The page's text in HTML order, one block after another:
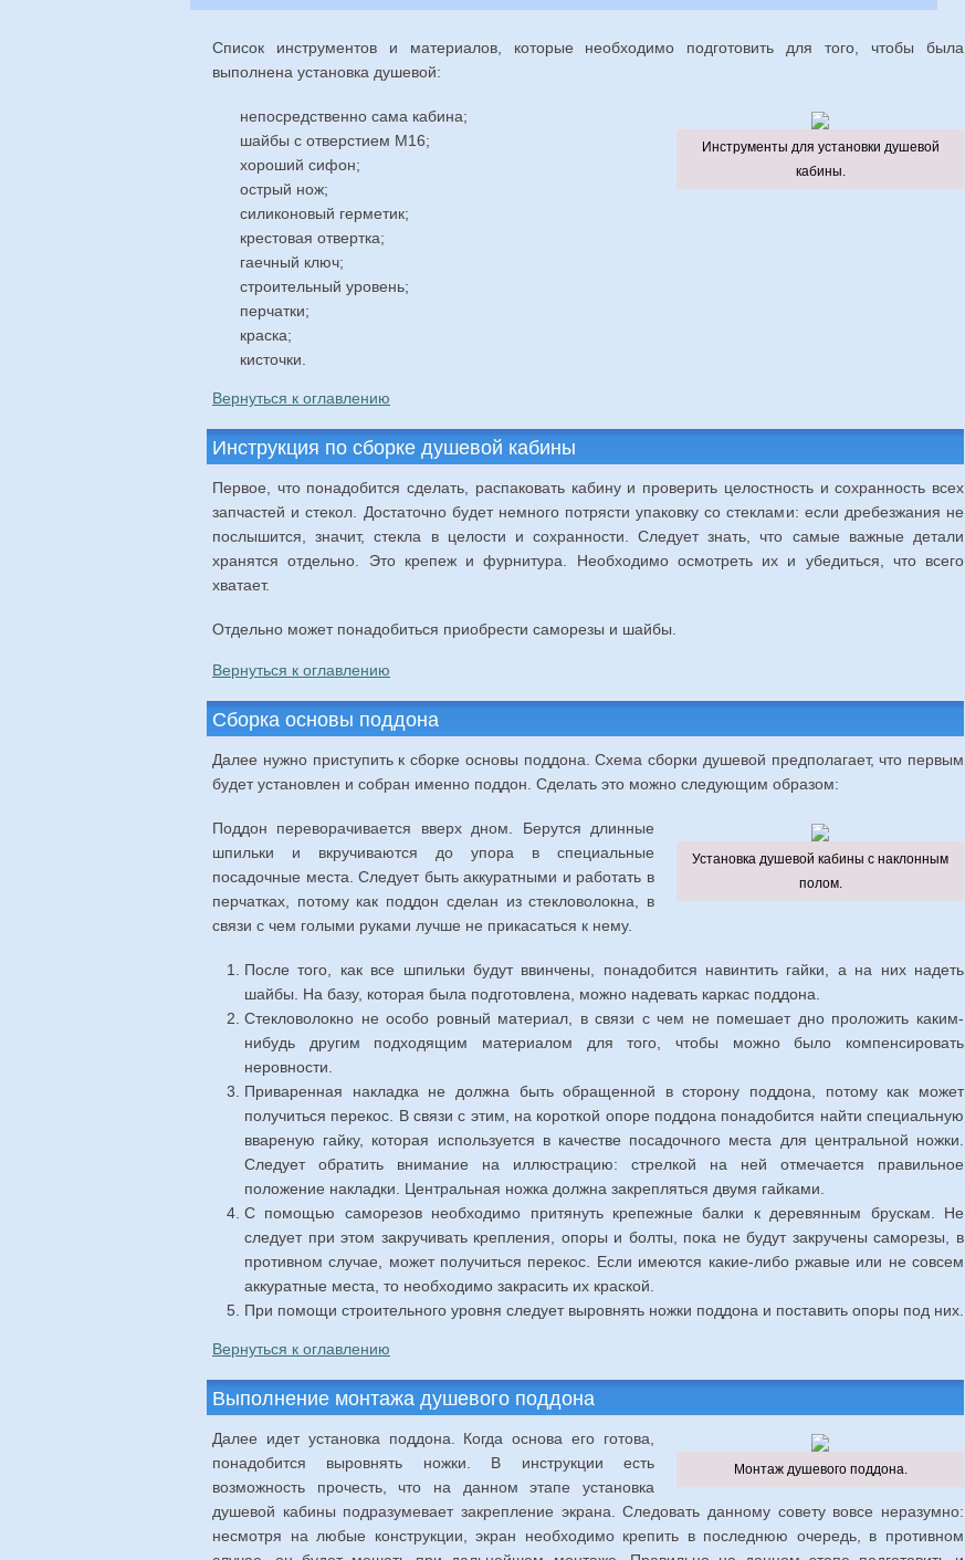
Список инструментов и материалов, которые необходимо подготовить для того, чтобы была
выполнена установка душевой:
Инструменты для установки душевой
кабины.
непосредственно сама кабина;
шайбы с отверстием М16;
хороший сифон;
острый нож;
силиконовый герметик;
крестовая отвертка;
гаечный ключ;
строительный уровень;
перчатки;
краска;
кисточки.
Вернуться к оглавлению
Инструкция по сборке душевой кабины
Первое, что понадобится сделать, распаковать кабину и проверить целостность и сохранность всех
запчастей и стекол. Достаточно будет немного потрясти упаковку со стеклами: если дребезжания не
послышится, значит, стекла в целости и сохранности. Следует знать, что самые важные детали
хранятся отдельно. Это крепеж и фурнитура. Необходимо осмотреть их и убедиться, что всего
хватает.
Отдельно может понадобиться приобрести саморезы и шайбы.
Вернуться к оглавлению
Сборка основы поддона
Далее нужно приступить к сборке основы поддона. Схема сборки душевой предполагает, что первым
будет установлен и собран именно поддон. Сделать это можно следующим образом:
Установка душевой кабины с наклонным
полом.
Поддон переворачивается вверх дном. Берутся длинные
шпильки и вкручиваются до упора в специальные
посадочные места. Следует быть аккуратными и работать в
перчатках, потому как поддон сделан из стекловолокна, в
связи с чем голыми руками лучше не прикасаться к нему.
После того, как все шпильки будут ввинчены, понадобится навинтить гайки, а на них надеть
шайбы. На базу, которая была подготовлена, можно надевать каркас поддона.
Стекловолокно не особо ровный материал, в связи с чем не помешает дно проложить каким-
нибудь другим подходящим материалом для того, чтобы можно было компенсировать
неровности.
Приваренная накладка не должна быть обращенной в сторону поддона, потому как может
получиться перекос. В связи с этим, на короткой опоре поддона понадобится найти специальную
ввареную гайку, которая используется в качестве посадочного места для центральной ножки.
Следует обратить внимание на иллюстрацию: стрелкой на ней отмечается правильное
положение накладки. Центральная ножка должна закрепляться двумя гайками.
С помощью саморезов необходимо притянуть крепежные балки к деревянным брускам. Не
следует при этом закручивать крепления, опоры и болты, пока не будут закручены саморезы, в
противном случае, может получиться перекос. Если имеются какие-либо ржавые или не совсем
аккуратные места, то необходимо закрасить их краской.
При помощи строительного уровня следует выровнять ножки поддона и поставить опоры под них.
Вернуться к оглавлению
Выполнение монтажа душевого поддона
Монтаж душевого поддона.
Далее идет установка поддона. Когда основа его готова,
понадобится выровнять ножки. В инструкции есть
возможность прочесть, что на данном этапе установка
душевой кабины подразумевает закрепление экрана. Следовать данному совету вовсе неразумно:
несмотря на любые конструкции, экран необходимо крепить в последнюю очередь, в противном